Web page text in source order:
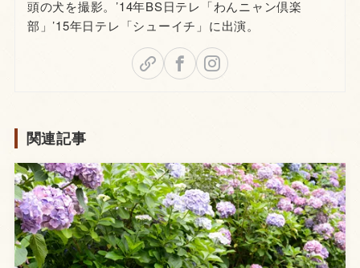
頭の犬を撮影。’14年BS日テレ「わんニャン倶楽
部」’15年日テレ「シューイチ」に出演。
関連記事